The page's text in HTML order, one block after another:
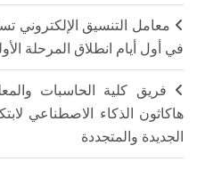
في أول أيام انطلاق المرحلة
فريق كلية الحاسبات
هاكاثون الذكاء الاصطناعي
الجديدة والمتجددة